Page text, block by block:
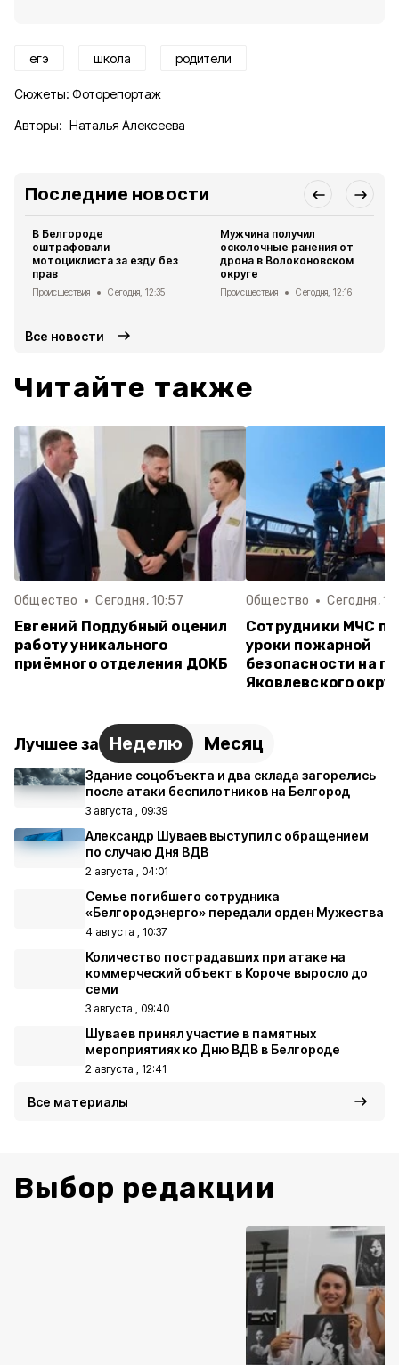
егэ школа родители
Сюжеты: Фоторепортаж
Авторы: Наталья Алексеева
Последние новости
В Белгороде
оштрафовали
мотоциклиста за езду без
прав
Происшествия Сегодня, 12:35
Мужчина получил
осколочные ранения от
дрона в Волоконовском
округе
Происшествия Сегодня, 12:16
Все новости
Читайте также
Общество Сегодня, 10:57
Евгений Поддубный оценил
работу уникального
приёмного отделения ДОКБ
Общество Сегодня,
Сотрудники МЧС
уроки пожарной
безопасности на
Яковлевского
Лучшее за Неделю Месяц
Здание соцобъекта и два склада загорелись
после атаки беспилотников на Белгород
3 августа , 09:39
Александр Шуваев выступил с обращением
по случаю Дня ВДВ
2 августа , 04:01
Семье погибшего сотрудника
«Белгородэнерго» передали орден Мужества
4 августа , 10:37
Количество пострадавших при атаке на
коммерческий объект в Короче выросло до
семи
3 августа , 09:40
Шуваев принял участие в памятных
мероприятиях ко Дню ВДВ в Белгороде
2 августа , 12:41
Все материалы
Выбор редакции